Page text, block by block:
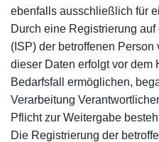
ebenfalls ausschließlich für
Durch eine Registrierung
(ISP) der betroffenen
dieser Daten erfolgt vor dem
Bedarfsfall ermöglichen,
Verarbeitung
Pflicht zur Weitergabe
Die Registrierung der